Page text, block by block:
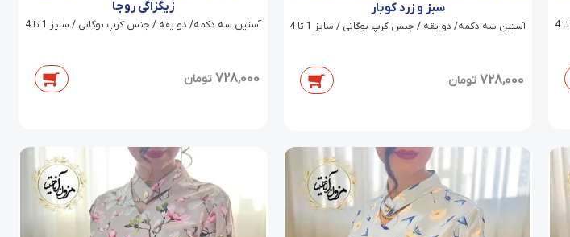
سبز و زرد کوبار
آستین سه دکمه/ دو یقه / جنس کرپ بوگاتی / سایز 1 تا 4
728,000 تومان
زیگزاگی روجا
آستین سه دکمه/ دو یقه / جنس کرپ بوگاتی / سایز 1 تا 4
728,000 تومان